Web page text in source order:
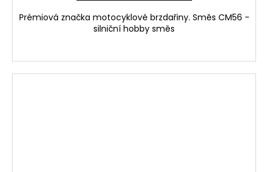
Prémiová značka motocyklové brzdařiny. Směs CM56 -
silniční hobby směs